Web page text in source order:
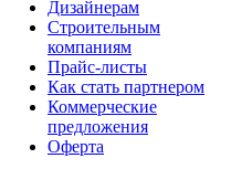
Дизайнерам
Строительным
компаниям
Прайс-листы
Как стать партнером
Коммерческие
предложения
Оферта